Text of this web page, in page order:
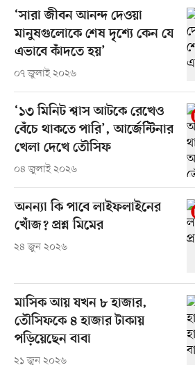
‘সারা জীবন আনন্দ দেওয়া
মানুষগুলোকে শেষ দৃশ্যে কেন যে
এভাবে কাঁদতে হয়’
০৭ জুলাই ২০২৬
‘১৩ মিনিট শ্বাস আটকে রেখেও
বেঁচে থাকতে পারি’, আর্জেন্টিনার
খেলা দেখে তৌসিফ
০৪ জুলাই ২০২৬
অনন্যা কি পাবে লাইফলাইনের
খোঁজ? প্রশ্ন মিমের
২৪ জুন ২০২৬
মাসিক আয় যখন ৮ হাজার,
তৌসিফকে ৪ হাজার টাকায়
পড়িয়েছেন বাবা
২১ জুন ২০২৬